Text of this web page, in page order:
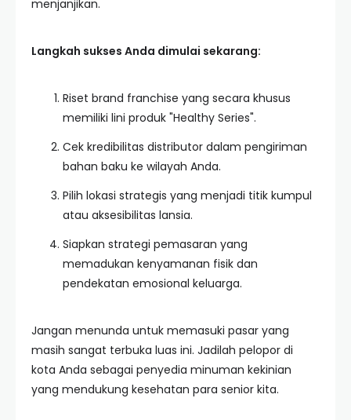
menjanjikan.
Langkah sukses Anda dimulai sekarang:
Riset brand franchise yang secara khusus
memiliki lini produk "Healthy Series".
Cek kredibilitas distributor dalam pengiriman
bahan baku ke wilayah Anda.
Pilih lokasi strategis yang menjadi titik kumpul
atau aksesibilitas lansia.
Siapkan strategi pemasaran yang
memadukan kenyamanan fisik dan
pendekatan emosional keluarga.
Jangan menunda untuk memasuki pasar yang
masih sangat terbuka luas ini. Jadilah pelopor di
kota Anda sebagai penyedia minuman kekinian
yang mendukung kesehatan para senior kita.